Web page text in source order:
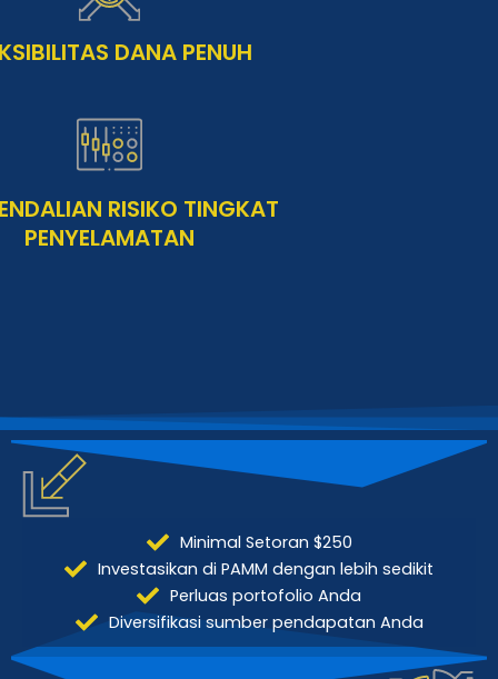
DANA PENUH
RISIKO TINGKAT
PENYELAMATAN
Minimal Setoran $250
Investasikan di PAMM dengan lebih sedikit
Perluas portofolio Anda
Diversifikasi sumber pendapatan Anda